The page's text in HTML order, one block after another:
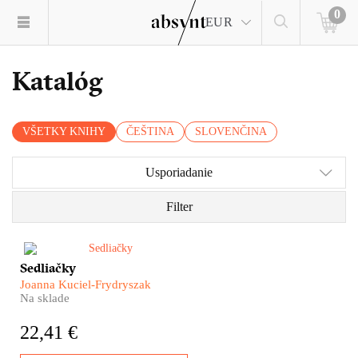
EUR
0
Katalóg
VŠETKY KNIHY ČEŠTINA SLOVENČINA
Usporiadanie
Filter
Joanna Kuciel-Frydryszak nám
v knihe Sedliačky ponúka
dojemný a mimoriadne silný
krajinu. Sú to naše babky a
Sedliačky
Joanna Kuciel-Frydryszak
Na sklade
22,41 €